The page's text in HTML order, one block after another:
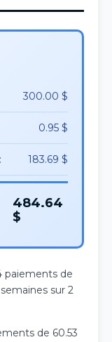
300.00 $
0.95 $
183.69 $
484.64
$
paiements de
sur 2
de 60.53